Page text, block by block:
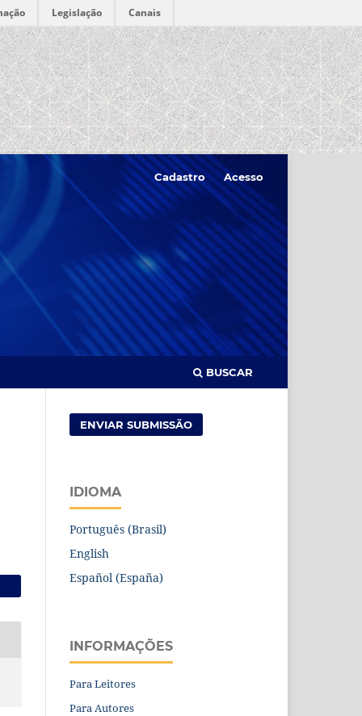
Legislação Canais
BUSCAR
Cadastro Acesso
ENVIAR SUBMISSÃO
IDIOMA
Português (Brasil)
English
Español (España)
INFORMAÇÕES
Para Leitores
Para Autores